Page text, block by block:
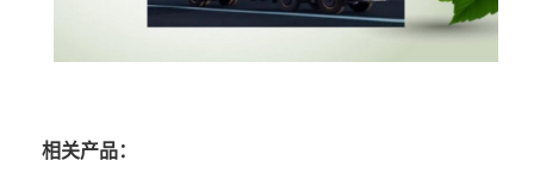
相关产品：